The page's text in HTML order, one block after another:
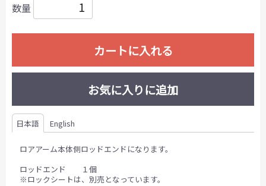
数量
カートに入れる
お気に入りに追加
日本語 English
ロアアーム本体側ロッドエンドになります。
ロッドエンド １個
※ロックシートは、別売となっています。